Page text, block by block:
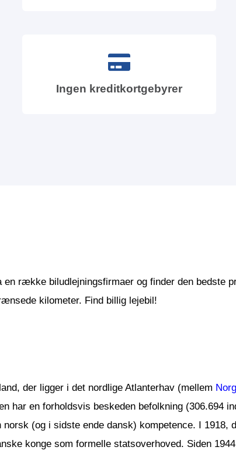
Ingen kreditkortgebyrer
række biludlejningsfirmaer og finder den bedste
kilometer. Find billig lejebil!
der ligger i det nordlige Atlanterhav (mellem
har en forholdsvis beskeden befolkning (306.694
norsk (og i sidste ende dansk) kompetence. I 1918,
konge som formelle statsoverhoved. Siden